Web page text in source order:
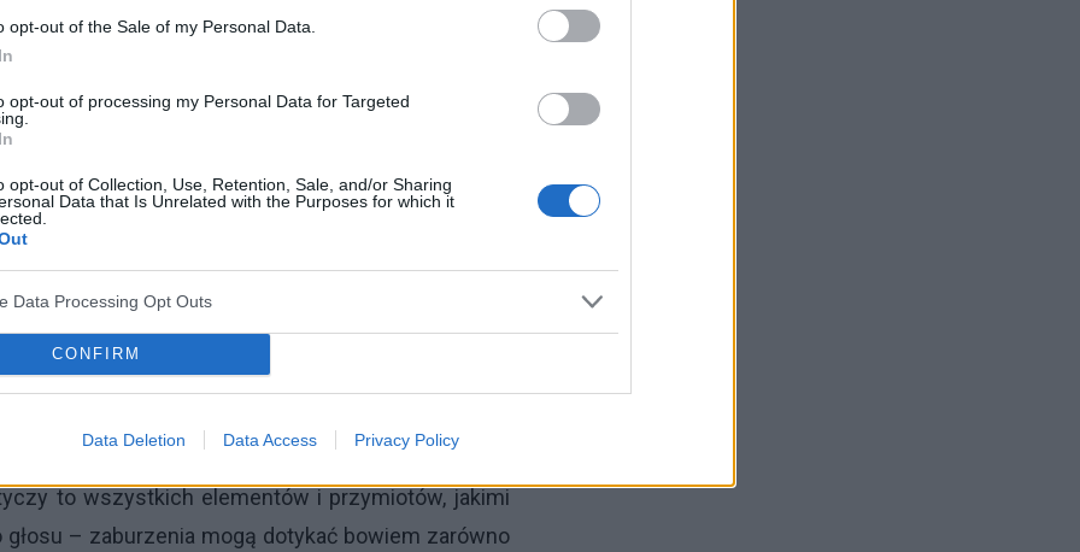
opt-out of the Sale of my Personal Data.
opt-out of processing my Personal Data for Targeted
opt-out of Collection, Use, Retention, Sale, and/or Sharing
Data that Is Unrelated with the Purposes for which it
Data Processing Opt Outs
CONFIRM
Data Deletion Data Access Privacy Policy
są do bardzo szerokiego spojrzenia na zastany
ilości czynników[2].
Europejskich, zaburzenia głosu można podzielić w
protezy)”[2].
klasyfikacja zaburzeń głosowych oraz fakt, że
rozwoju wiedzy dotyczącej mechanizmów
głosu, które mogą objawiać się na wiele
to wszystkich elementów i przymiotów, jakimi
– zaburzenia mogą dotykać bowiem zarówno